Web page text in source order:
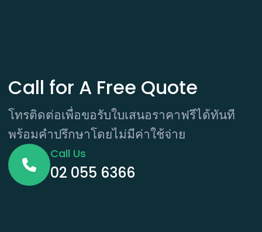
Call for A Free Quote
โทรติดต่อเพื่อขอรับใบเสนอราคาฟรีได้ทันที
พร้อมคำปรึกษาโดยไม่มีค่าใช้จ่าย
Call Us
02 055 6366